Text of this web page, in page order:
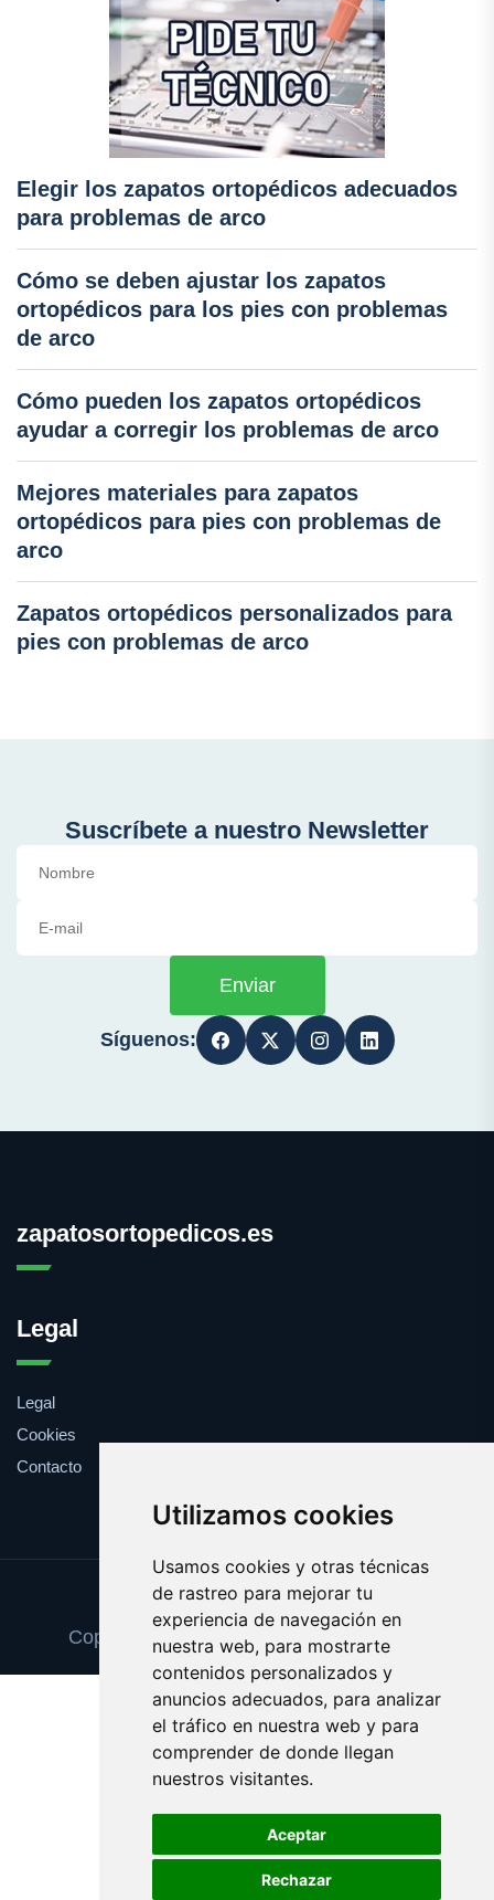
Utilizamos cookies
Usamos cookies y otras técnicas
de rastreo para mejorar tu
experiencia de navegación en
nuestra web, para mostrarte
contenidos personalizados y
anuncios adecuados, para analizar
el tráfico en nuestra web y para
comprender de donde llegan
nuestros visitantes.
Aceptar
Rechazar
Elegir los zapatos ortopédicos adecuados
para problemas de arco
Cómo se deben ajustar los zapatos
ortopédicos para los pies con problemas
de arco
Cómo pueden los zapatos ortopédicos
ayudar a corregir los problemas de arco
Mejores materiales para zapatos
ortopédicos para pies con problemas de
arco
Zapatos ortopédicos personalizados para
pies con problemas de arco
Suscríbete a nuestro Newsletter
Enviar
Síguenos:
zapatosortopedicos.es
Legal
Legal
Cookies
Contacto
Update cookies preferences
Copyright © 2025 zapatosortopedicos.es